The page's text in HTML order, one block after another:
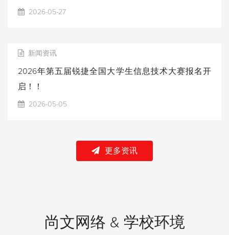
2026-05-27
新闻资讯
2026年第五届锐捷全国大学生信息技术大赛报名开
启！！
2026-05-05
更多资讯
尚文网络 & 学校环境